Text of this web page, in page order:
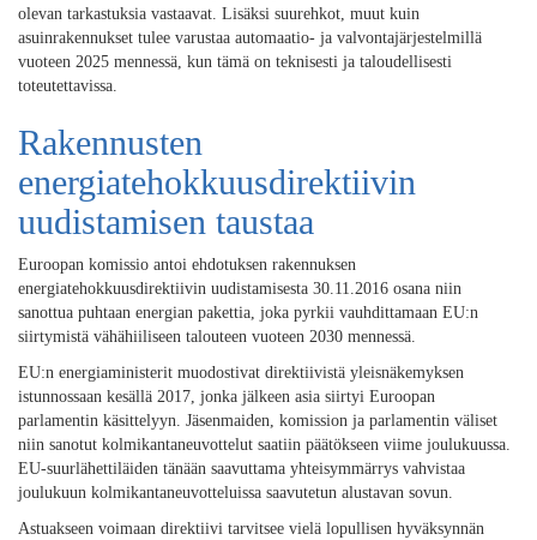
olevan tarkastuksia vastaavat. Lisäksi suurehkot, muut kuin
asuinrakennukset tulee varustaa automaatio- ja valvontajärjestelmillä
vuoteen 2025 mennessä, kun tämä on teknisesti ja taloudellisesti
toteutettavissa.
Rakennusten
energiatehokkuusdirektiivin
uudistamisen taustaa
Euroopan komissio antoi ehdotuksen rakennuksen
energiatehokkuusdirektiivin uudistamisesta 30.11.2016 osana niin
sanottua puhtaan energian pakettia, joka pyrkii vauhdittamaan EU:n
siirtymistä vähähiiliseen talouteen vuoteen 2030 mennessä.
EU:n energiaministerit muodostivat direktiivistä yleisnäkemyksen
istunnossaan kesällä 2017, jonka jälkeen asia siirtyi Euroopan
parlamentin käsittelyyn. Jäsenmaiden, komission ja parlamentin väliset
niin sanotut kolmikantaneuvottelut saatiin päätökseen viime joulukuussa.
EU-suurlähettiläiden tänään saavuttama yhteisymmärrys vahvistaa
joulukuun kolmikantaneuvotteluissa saavutetun alustavan sovun.
Astuakseen voimaan direktiivi tarvitsee vielä lopullisen hyväksynnän